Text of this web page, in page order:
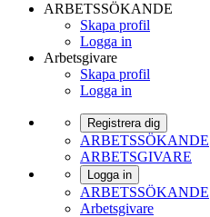
ARBETSSÖKANDE
Skapa profil
Logga in
Arbetsgivare
Skapa profil
Logga in
Registrera dig
ARBETSSÖKANDE
ARBETSGIVARE
Logga in
ARBETSSÖKANDE
Arbetsgivare